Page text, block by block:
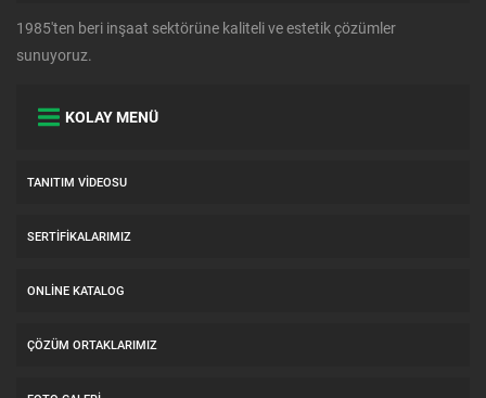
1985'ten beri inşaat sektörüne kaliteli ve estetik çözümler
sunuyoruz.
KOLAY MENÜ
TANITIM VIDEOSU
SERTIFIKALARIMIZ
ONLINE KATALOG
ÇÖZÜM ORTAKLARIMIZ